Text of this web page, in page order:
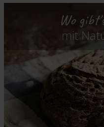
Wo
mit